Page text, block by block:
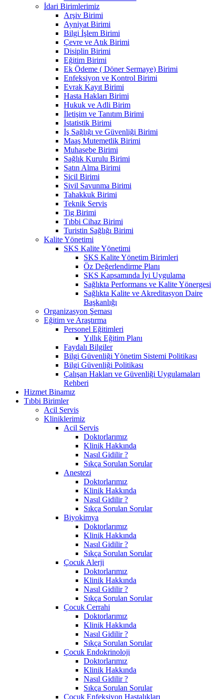
İdari Birimlerimiz
Arşiv Birimi
Ayniyat Birimi
Bilgi İşlem Birimi
Çevre ve Atık Birimi
Disiplin Birimi
Eğitim Birimi
Ek Ödeme ( Döner Sermaye) Birimi
Enfeksiyon ve Kontrol Birimi
Evrak Kayıt Birimi
Hasta Hakları Birimi
Hukuk ve Adli Birim
İletişim ve Tanıtım Birimi
İstatistik Birimi
İş Sağlığı ve Güvenliği Birimi
Maaş Mutemetlik Birimi
Muhasebe Birimi
Sağlık Kurulu Birimi
Satın Alma Birimi
Sicil Birimi
Sivil Savunma Birimi
Tahakkuk Birimi
Teknik Servis
Tig Birimi
Tıbbi Cihaz Birimi
Turistin Sağlığı Birimi
Kalite Yönetimi
SKS Kalite Yönetimi
SKS Kalite Yönetim Birimleri
Öz Değerlendirme Planı
SKS Kapsamında İyi Uygulama
Sağlıkta Performans ve Kalite Yönergesi
Sağlıkta Kalite ve Akreditasyon Daire
Başkanlığı
Organizasyon Şeması
Eğitim ve Araştırma
Personel Eğitimleri
Yıllık Eğitim Planı
Faydalı Bilgiler
Bilgi Güvenliği Yönetim Sistemi Politikası
Bilgi Güvenliği Politikası
Çalışan Hakları ve Güvenliği Uygulamaları
Rehberi
Hizmet Binamız
Tıbbi Birimler
Acil Servis
Kliniklerimiz
Acil Servis
Doktorlarımız
Klinik Hakkında
Nasıl Gidilir ?
Sıkça Sorulan Sorular
Anestezi
Doktorlarımız
Klinik Hakkında
Nasıl Gidilir ?
Sıkça Sorulan Sorular
Biyokimya
Doktorlarımız
Klinik Hakkında
Nasıl Gidilir ?
Sıkça Sorulan Sorular
Çocuk Alerji
Doktorlarımız
Klinik Hakkında
Nasıl Gidilir ?
Sıkça Sorulan Sorular
Çocuk Cerrahi
Doktorlarımız
Klinik Hakkında
Nasıl Gidilir ?
Sıkça Sorulan Sorular
Çocuk Endokrinoloji
Doktorlarımız
Klinik Hakkında
Nasıl Gidilir ?
Sıkça Sorulan Sorular
Çocuk Enfeksiyon Hastalıkları